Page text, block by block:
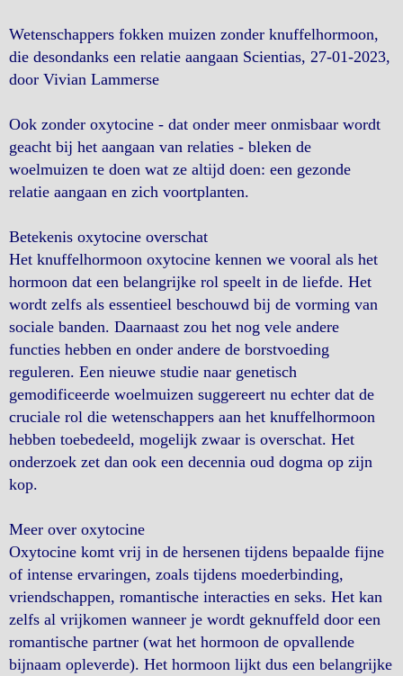
Wetenschappers fokken muizen zonder knuffelhormoon,
die desondanks een relatie aangaan Scientias, 27-01-2023,
door Vivian Lammerse
Ook zonder oxytocine - dat onder meer onmisbaar wordt
geacht bij het aangaan van relaties - bleken de
woelmuizen te doen wat ze altijd doen: een gezonde
relatie aangaan en zich voortplanten.
Betekenis oxytocine overschat
Het knuffelhormoon oxytocine kennen we vooral als het
hormoon dat een belangrijke rol speelt in de liefde. Het
wordt zelfs als essentieel beschouwd bij de vorming van
sociale banden. Daarnaast zou het nog vele andere
functies hebben en onder andere de borstvoeding
reguleren. Een nieuwe studie naar genetisch
gemodificeerde woelmuizen suggereert nu echter dat de
cruciale rol die wetenschappers aan het knuffelhormoon
hebben toebedeeld, mogelijk zwaar is overschat. Het
onderzoek zet dan ook een decennia oud dogma op zijn
kop.
Meer over oxytocine
Oxytocine komt vrij in de hersenen tijdens bepaalde fijne
of intense ervaringen, zoals tijdens moederbinding,
vriendschappen, romantische interacties en seks. Het kan
zelfs al vrijkomen wanneer je wordt geknuffeld door een
romantische partner (wat het hormoon de opvallende
bijnaam opleverde). Het hormoon lijkt dus een belangrijke